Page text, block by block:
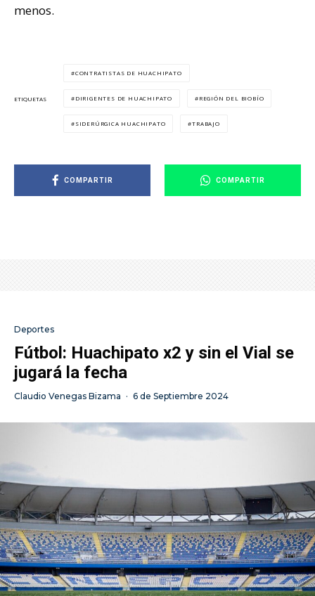
menos.
ETIQUETAS
CONTRATISTAS DE HUACHIPATO
DIRIGENTES DE HUACHIPATO REGIÓN DEL BIOBÍO
SIDERÚRGICA HUACHIPATO TRABAJO
COMPARTIR COMPARTIR
Deportes
Fútbol: Huachipato x2 y sin el Vial se
jugará la fecha
Claudio Venegas Bizama · 6 de Septiembre 2024